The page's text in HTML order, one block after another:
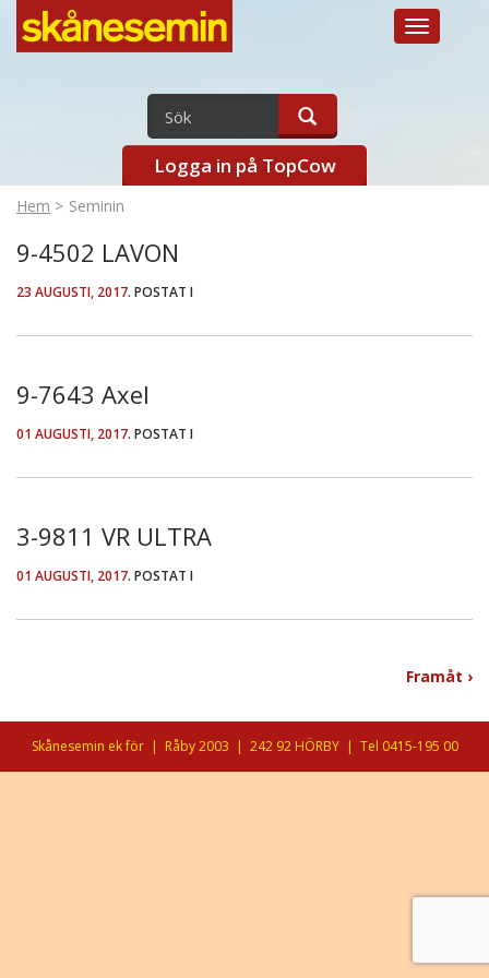
Toggle
Logga in på TopCow
Hem Seminin
9-4502 LAVON
23 AUGUSTI, 2017. POSTAT I
9-7643 Axel
01 AUGUSTI, 2017. POSTAT I
3-9811 VR ULTRA
01 AUGUSTI, 2017. POSTAT I
Framåt ›
Skånesemin ek för | Råby 2003 | 242 92 HÖRBY | Tel 0415-195 00